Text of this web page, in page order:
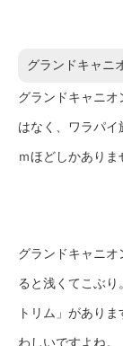
グランドキャニ
グランドキャニ
はなく、ワラパ
ｍほどしかありま
グランドキャニ
ると浅くてこぶ
トリム」があり
わしいですよね。